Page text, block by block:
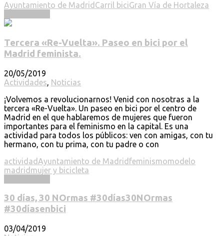
Ayuntamiento de Madrid Carril biciGran Vía de Hortaleza
Tercera «Re-Vuelta». Paseo en bici por el
Madrid feminista.
20/05/2019
Actividades Noticias
¡Volvemos a revolucionarnos! Venid con nosotras a la
tercera «Re-Vuelta». Un paseo en bici por el centro de
Madrid en el que hablaremos de mujeres que fueron
importantes para el feminismo en la capital. Es una
actividad para todos los públicos: ven con amigas, con tu
hermano, con tu prima, con tu padre o con
actividad Ayuntamiento de Madrid feminismomodelo
madrid mujer y bicicleta
30 días, 30 NOrmas #30días30NOrmas
#30díasenbici
03/04/2019